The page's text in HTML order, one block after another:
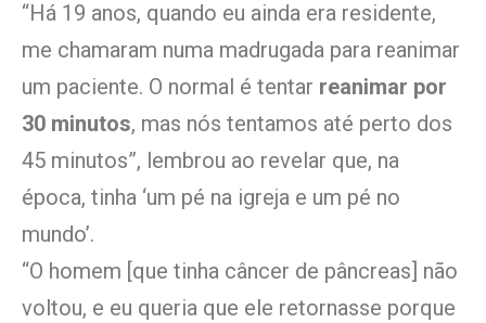
“Há 19 anos, quando eu ainda era residente,
me chamaram numa madrugada para reanimar
um paciente. O normal é tentar reanimar por
30 minutos, mas nós tentamos até perto dos
45 minutos”, lembrou ao revelar que, na
época, tinha ‘um pé na igreja e um pé no
mundo’.
“O homem [que tinha câncer de pâncreas] não
voltou, e eu queria que ele retornasse porque